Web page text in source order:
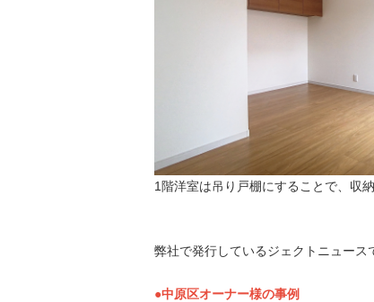
1階洋室は吊り戸棚にすることで、収
弊社で発行しているジェクトニュース
●中原区オーナー様の事例